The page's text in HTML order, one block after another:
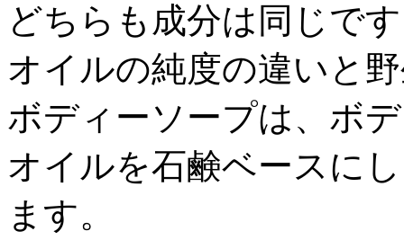
どちらも成分は同じで
オイルの純度の違いと
ボディーソープは、ボ
オイルを石鹸ベースに
ます。